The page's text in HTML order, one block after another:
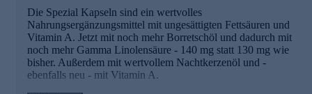
Dienst von sich und seinen Mitmenschen.
Nutzen Sie die Gelegenheit - schnell online bestellen.
Die Spezial Kapseln sind ein wertvolles
Nahrungsergänzungsmittel mit ungesättigten Fettsäuren und
Vitamin A. Jetzt mit noch mehr Borretschöl und dadurch mit
noch mehr Gamma Linolensäure - 140 mg statt 130 mg wie
bisher. Außerdem mit wertvollem Nachtkerzenöl und -
ebenfalls neu - mit Vitamin A.